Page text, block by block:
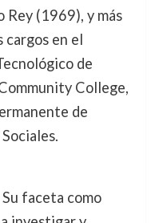
Rey (1969), y más
en el
de
College,
de
faceta como